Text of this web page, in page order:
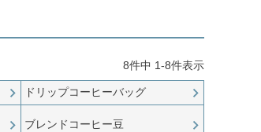
8件中 1-8件表示
ドリップコーヒーバッグ
ブレンドコーヒー豆